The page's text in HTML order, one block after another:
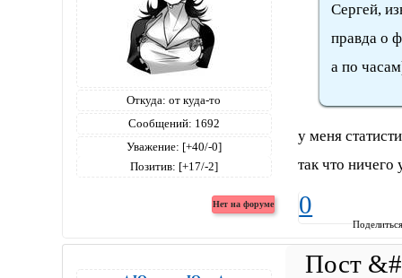
Откуда: от куда-то
Сообщений: 1692
Уважение: [+40/-0]
Позитив: [+17/-2]
Сергей,
правда о
а по
у меня
так что ничего
0